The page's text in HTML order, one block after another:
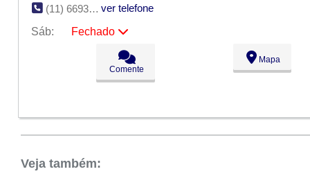
(11) 6693-0151
ver telefone
Sáb:
Fechado
09:00 - 18:00
09:00 - 18:00
09:00 - 18:00
Comente
Mapa
Veja também: